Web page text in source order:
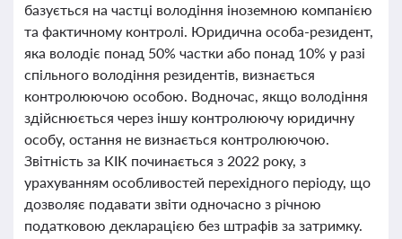
базується на частці володіння іноземною компанією
та фактичному контролі. Юридична особа-резидент,
яка володіє понад 50% частки або понад 10% у разі
спільного володіння резидентів, визнається
контролюючою особою. Водночас, якщо володіння
здійснюється через іншу контролюючу юридичну
особу, остання не визнається контролюючою.
Звітність за КІК починається з 2022 року, з
урахуванням особливостей перехідного періоду, що
дозволяє подавати звіти одночасно з річною
податковою декларацією без штрафів за затримку.